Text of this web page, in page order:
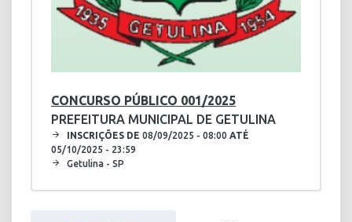
CONCURSO PÚBLICO 001/2025
PREFEITURA MUNICIPAL DE GETULINA
INSCRIÇÕES DE 08/09/2025 - 08:00 ATÉ
05/10/2025 - 23:59
Getulina - SP